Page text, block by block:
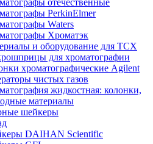
PerkinElmer
Waters
Хроматэк
и оборудование для ТСХ
для хроматографии
хроматографические Agilent
чистых газов
жидкостная: колонки,
материалы
шейкеры
DAIHAN Scientific